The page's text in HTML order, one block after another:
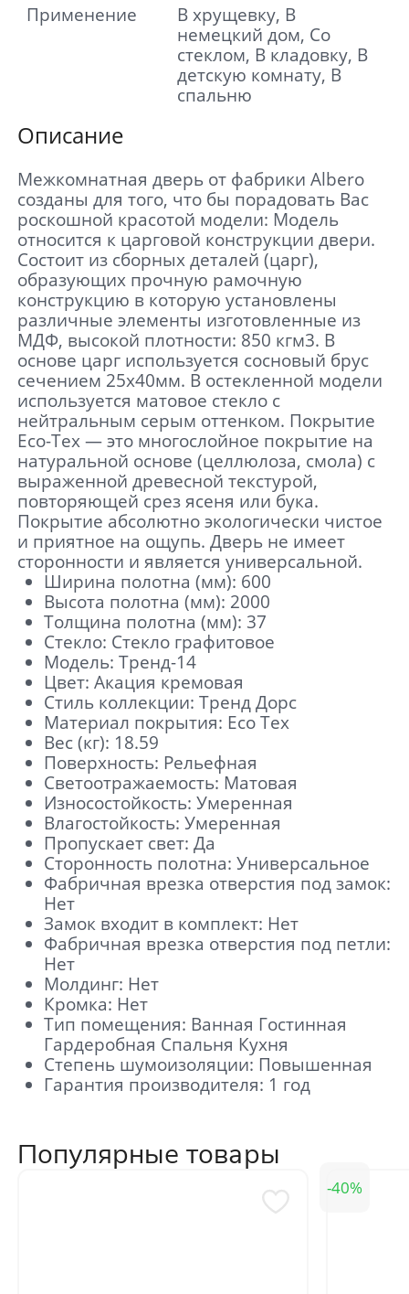
Применение
В хрущевку, В
немецкий дом, Со
стеклом, В кладовку, В
детскую комнату, В
спальню
Описание
Межкомнатная дверь от фабрики Albero
созданы для того, что бы порадовать Вас
роскошной красотой модели: Модель
относится к царговой конструкции двери.
Состоит из сборных деталей (царг),
образующих прочную рамочную
конструкцию в которую установлены
различные элементы изготовленные из
МДФ, высокой плотности: 850 кгм3. В
основе царг используется сосновый брус
сечением 25х40мм. В остекленной модели
используется матовое стекло с
нейтральным серым оттенком. Покрытие
Eco-Tex — это многослойное покрытие на
натуральной основе (целлюлоза, смола) с
выраженной древесной текстурой,
повторяющей срез ясеня или бука.
Покрытие абсолютно экологически чистое
и приятное на ощупь. Дверь не имеет
сторонности и является универсальной.
Ширина полотна (мм): 600
Высота полотна (мм): 2000
Толщина полотна (мм): 37
Стекло: Стекло графитовое
Модель: Тренд-14
Цвет: Акация кремовая
Стиль коллекции: Тренд Дорс
Материал покрытия: Eco Tex
Вес (кг): 18.59
Поверхность: Рельефная
Светоотражаемость: Матовая
Износостойкость: Умеренная
Влагостойкость: Умеренная
Пропускает свет: Да
Сторонность полотна: Универсальное
Фабричная врезка отверстия под замок:
Нет
Замок входит в комплект: Нет
Фабричная врезка отверстия под петли:
Нет
Молдинг: Нет
Кромка: Нет
Тип помещения: Ванная Гостинная
Гардеробная Спальня Кухня
Степень шумоизоляции: Повышенная
Гарантия производителя: 1 год
Популярные товары
40